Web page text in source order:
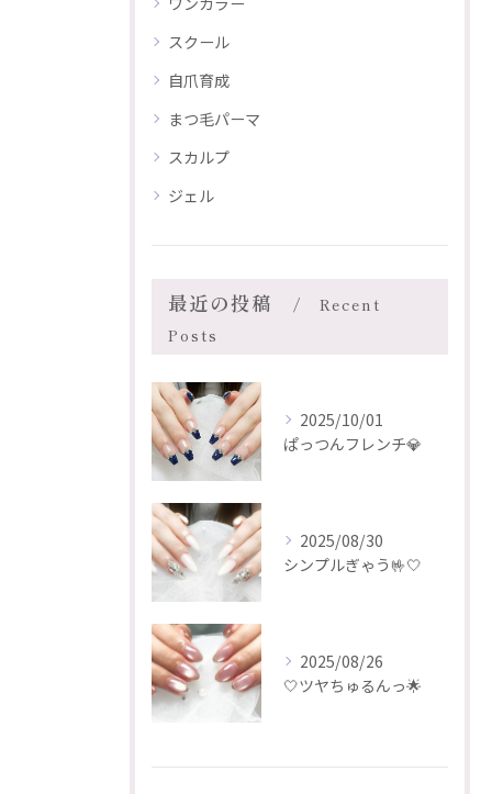
スクール
自爪育成
まつ毛パーマ
スカルプ
ジェル
最近の投稿
Recent
Posts
2025/10/01
ぱっつんフレンチ💎
2025/08/30
シンプルぎゃう🤟🤍
2025/08/26
🤍ツヤちゅるんっ🌟